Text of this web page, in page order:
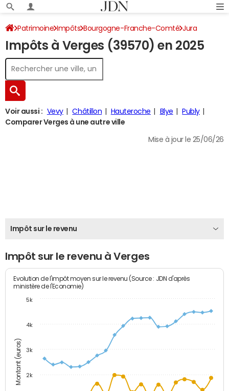
Patrimoine Impôts Bourgogne-Franche-Comté Jura
Verges Impôt sur le revenu
Impôts à Verges (39570) en 2025
Voir aussi : Vevy Châtillon Hauteroche Blye
Publy
Comparer Verges à une autre ville
Mise à jour le 25/06/26
Impôt sur le revenu
Impôt sur le revenu à Verges
Montant (euros)
Evolution de l'impôt moyen sur le revenu (Source : JDN d'après
ministère de l'Economie)
2k
3k
4k
5k